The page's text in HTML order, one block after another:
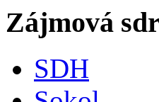
Zájmová
SDH